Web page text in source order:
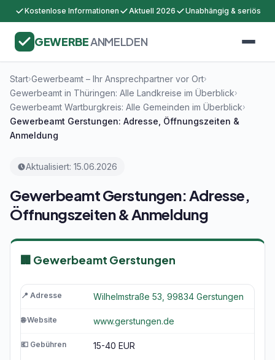
Kostenlose Informationen Aktuell 2026 Unabhängig & seriös
GEWERBEANMELDEN
Start›Gewerbeamt – Ihr Ansprechpartner vor Ort›
Gewerbeamt in Thüringen: Alle Landkreise im Überblick›
Gewerbeamt Wartburgkreis: Alle Gemeinden im Überblick›
Gewerbeamt Gerstungen: Adresse, Öffnungszeiten &
Anmeldung
Aktualisiert: 15.06.2026
Gewerbeamt Gerstungen: Adresse,
Öffnungszeiten & Anmeldung
🏢 Gewerbeamt Gerstungen
📍 Adresse Wilhelmstraße 53, 99834 Gerstungen
🌐 Website www.gerstungen.de
💶 Gebühren 15-40 EUR